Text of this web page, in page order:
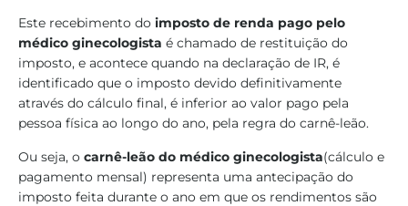
Este recebimento do imposto de renda pago pelo
médico ginecologista é chamado de restituição do
imposto, e acontece quando na declaração de IR, é
identificado que o imposto devido definitivamente
através do cálculo final, é inferior ao valor pago pela
pessoa física ao longo do ano, pela regra do carnê-leão.
Ou seja, o carnê-leão do médico ginecologista(cálculo e
pagamento mensal) representa uma antecipação do
imposto feita durante o ano em que os rendimentos são